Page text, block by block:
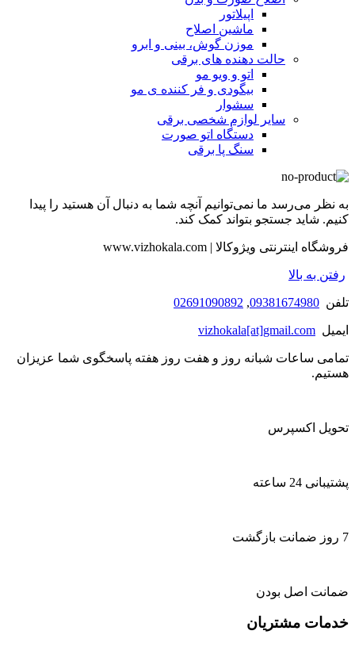
اپیلاتور
ماشین اصلاح
موزن گوش، بینی و ابرو
حالت دهنده های برقی
اتو و ویو مو
بیگودی و فر کننده ی مو
سشوار
سایر لوازم شخصی برقی
دستگاه اتو صورت
سنگ پا برقی
به نظر می‌رسد ما نمی‌توانیم آنچه شما به دنبال آن هستید را پیدا
کنیم. شاید جستجو بتواند کمک کند.
فروشگاه اینترنتی ویژوکالا | www.vizhokala.com
رفتن به بالا
تلفن 09381674980
,
02691090892
ایمیل vizhokala[at]gmail.com
تمامی ساعات شبانه روز و هفت روز هفته پاسخگوی شما عزیزان
هستیم.
تحویل اکسپرس
پشتیبانی 24 ساعته
7 روز ضمانت بازگشت
ضمانت اصل بودن
خدمات مشتریان